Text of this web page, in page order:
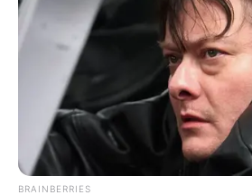
BRAINBERRIES